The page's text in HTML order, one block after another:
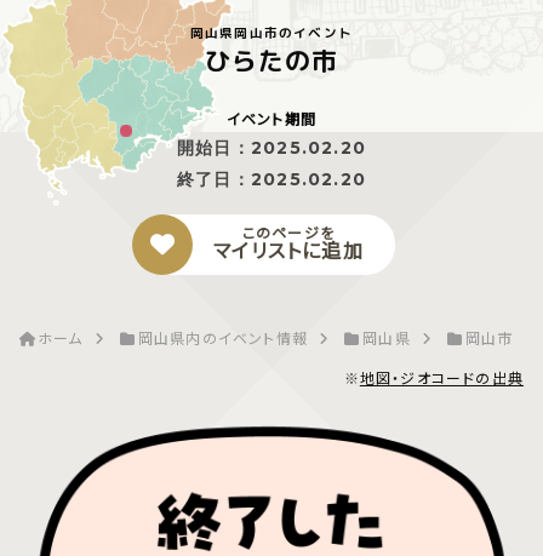
岡山県岡山市のイベント
ひらたの市
イベント期間
開始日： 2025.02.20
終了日： 2025.02.20
このページを
マイリストに追加
ホーム 岡山県内のイベント情報 岡山県
岡山市
※地図・ジオコードの出典